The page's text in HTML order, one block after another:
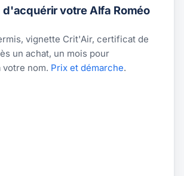
d'acquérir votre Alfa Roméo
vignette Crit'Air, certificat de
un achat, un mois pour
nom. Prix et démarche.